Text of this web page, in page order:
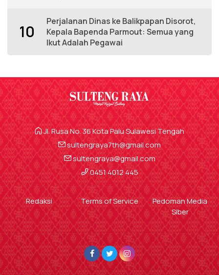
10
Perjalanan Dinas ke Balikpapan Disorot,
Kepala Bapenda Parmout: Semua yang
Ikut Adalah Pegawai
Jl. Rusa No. 36 Kota Palu Sulawesi Tengah
sultengraya7th@gmail.com
sultengraya@gmail.com
0451 4012 445
Redaksi Terms of Service
Pedoman Media
Siber